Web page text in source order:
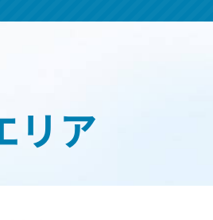
リア